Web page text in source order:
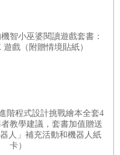
智小巫婆閱讀遊戲套書：
戲（附贈情境貼紙）
階程式設計挑戰繪本全套4
教學建議，套書加值贈送
器人」補充活動和機器人紙
卡）